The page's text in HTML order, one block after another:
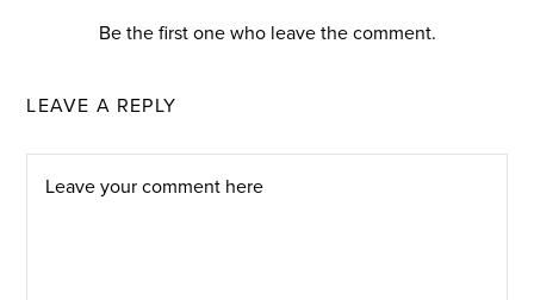
Be the first one who leave the comment.
LEAVE A REPLY